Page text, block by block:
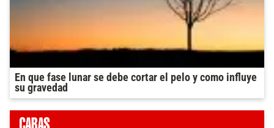
En que fase lunar se debe cortar el pelo y como influye
su gravedad